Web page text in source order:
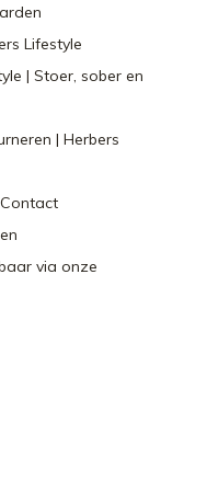
Lifestyle
| Stoer, sober en
| Herbers
via onze